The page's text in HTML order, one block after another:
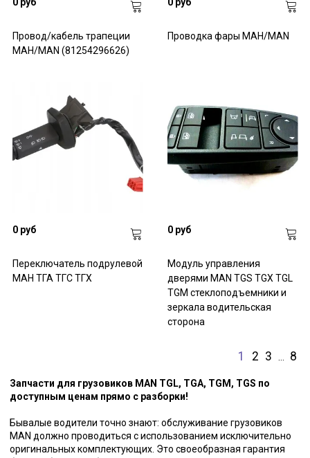
0 руб
Провод/кабель трапеции
МАН/MAN (81254296626)
0 руб
Проводка фары МАН/MAN
0 руб
Переключатель подрулевой
МАН ТГА ТГС ТГХ
0 руб
Модуль управления
дверями MAN TGS TGX TGL
TGM стеклоподъемники и
зеркала водительская
сторона
1 2 3 8
Запчасти для грузовиков MAN TGL, TGA, TGM, TGS по
доступным ценам прямо с разборки!
Бывалые водители точно знают: обслуживание грузовиков
MAN должно проводиться с использованием исключительно
оригинальных комплектующих. Это своеобразная гарантия